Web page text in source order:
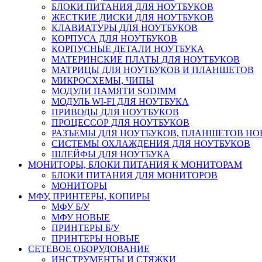
БЛОКИ ПИТАНИЯ ДЛЯ НОУТБУКОВ
ЖЕСТКИЕ ДИСКИ ДЛЯ НОУТБУКОВ
КЛАВИАТУРЫ ДЛЯ НОУТБУКОВ
КОРПУСА ДЛЯ НОУТБУКОВ
КОРПУСНЫЕ ДЕТАЛИ НОУТБУКА
МАТЕРИНСКИЕ ПЛАТЫ ДЛЯ НОУТБУКОВ
МАТРИЦЫ ДЛЯ НОУТБУКОВ И ПЛАНШЕТОВ
МИКРОСХЕМЫ, ЧИПЫ
МОДУЛИ ПАМЯТИ SODIMM
МОДУЛЬ WI-FI ДЛЯ НОУТБУКА
ПРИВОДЫ ДЛЯ НОУТБУКОВ
ПРОЦЕССОР ДЛЯ НОУТБУКОВ
РАЗЪЕМЫ ДЛЯ НОУТБУКОВ, ПЛАНШЕТОВ
СИСТЕМЫ ОХЛАЖДЕНИЯ ДЛЯ НОУТБУКОВ
ШЛЕЙФЫ ДЛЯ НОУТБУКА
МОНИТОРЫ, БЛОКИ ПИТАНИЯ К МОНИТОРАМ
БЛОКИ ПИТАНИЯ ДЛЯ МОНИТОРОВ
МОНИТОРЫ
МФУ, ПРИНТЕРЫ, КОПИРЫ
МФУ Б/У
МФУ НОВЫЕ
ПРИНТЕРЫ Б/У
ПРИНТЕРЫ НОВЫЕ
СЕТЕВОЕ ОБОРУДОВАНИЕ
ИНСТРУМЕНТЫ И СТЯЖКИ